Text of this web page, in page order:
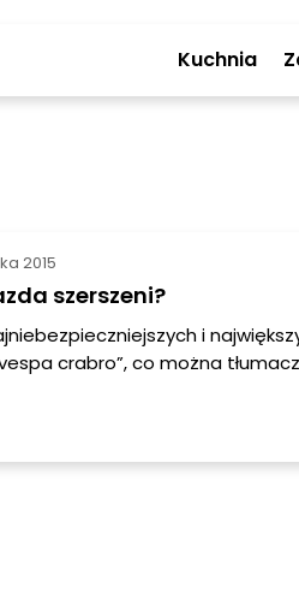
Kuchnia
2015
szerszeni?
i
crabro”, co można
w chwili zagrożenia, tak jak